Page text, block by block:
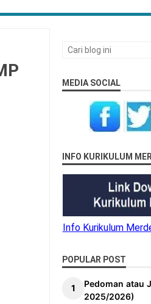
MEDIA SOCIAL
INFO KURIKULUM
Info Kurikulum
POPULAR POST
Pedoman atau
2025/2026)